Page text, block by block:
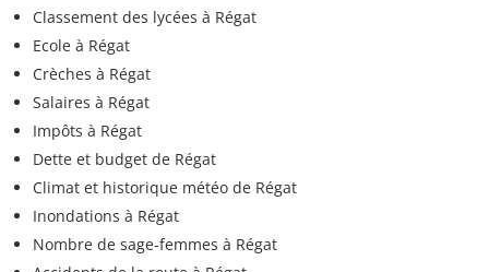
Classement des lycées à Régat
Ecole à Régat
Crèches à Régat
Salaires à Régat
Impôts à Régat
Dette et budget de Régat
Climat et historique météo de Régat
Inondations à Régat
Nombre de sage-femmes à Régat